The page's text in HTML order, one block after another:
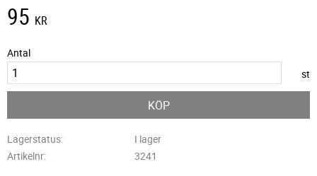
95 KR
Antal
st
KÖP
Lagerstatus
I lager
Artikelnr
3241